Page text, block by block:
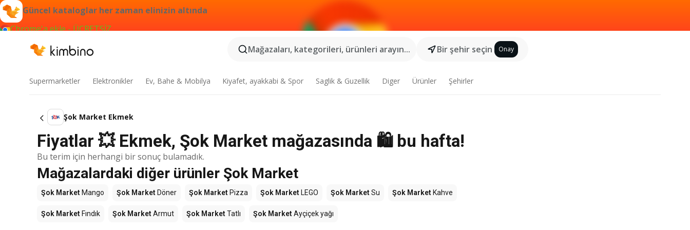
Güncel kataloglar her zaman elinizin altında
Chrome'a ekle - ÜCRETSİZ
Mağazaları, kategorileri, ürünleri arayın...
Bir şehir seçin Onay
Supermarketler Elektronikler Ev, Bahe & Mobilya Kiyafet, ayakkabi & Spor Saglik & Guzellik Diger Ürünler Şehirler
Şok Market Ekmek
Fiyatlar 💥 Ekmek, Şok Market mağazasında 🛍️ bu hafta!
Bu terim için herhangi bir sonuç bulamadık.
Mağazalardaki diğer ürünler Şok Market
Şok Market Mango Şok Market Döner Şok Market Pizza Şok Market LEGO Şok MarketSu Şok Market Kahve
Şok Market Fındık Şok MarketArmut Şok MarketTatlı Şok MarketAyçiçek yağı